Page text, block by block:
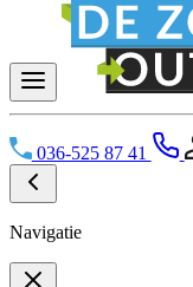
036-525 87 41
Navigatie